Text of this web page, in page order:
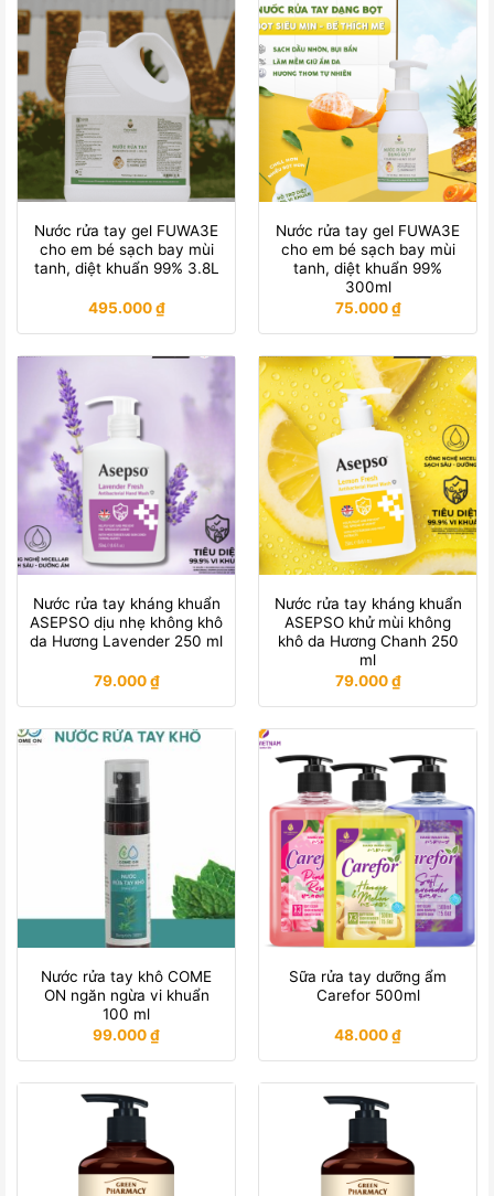
Nước rửa tay gel FUWA3E
cho em bé sạch bay mùi
tanh, diệt khuẩn 99% 3.8L
495.000₫
Nước rửa tay gel FUWA3E
cho em bé sạch bay mùi
tanh, diệt khuẩn 99%
300ml
75.000₫
Nước rửa tay kháng khuẩn
ASEPSO dịu nhẹ không khô
da Hương Lavender 250 ml
79.000₫
Nước rửa tay kháng khuẩn
ASEPSO khử mùi không
khô da Hương Chanh 250
ml
79.000₫
Nước rửa tay khô COME
ON ngăn ngừa vi khuẩn
100 ml
99.000₫
Sữa rửa tay dưỡng ẩm
Carefor 500ml
48.000₫